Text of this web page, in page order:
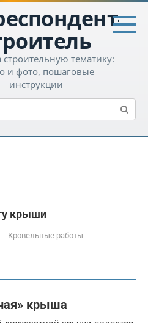
строительную тематику:
и фото, пошаговые
инструкции
крыши
Кровельные работы
крыша